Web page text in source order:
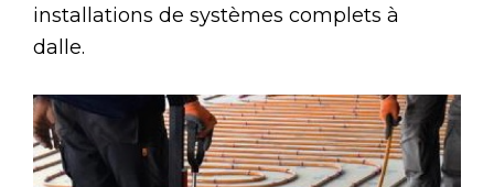
installations de systèmes complets à
dalle.